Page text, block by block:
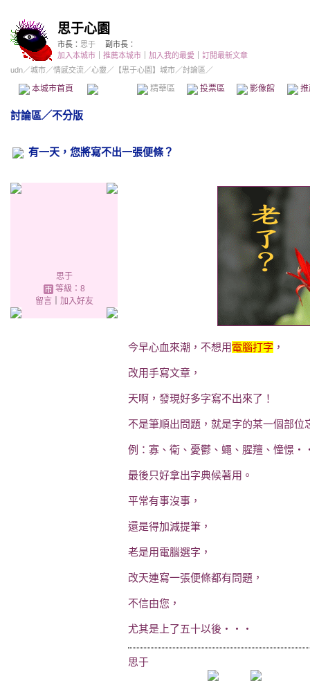
思于心園
市長： 思于
副市長：
加入本城市
推薦本城市 加入我的最愛
訂閱最新文章
udn／城市／情感交流／心靈 ／ 【思于心園】城市／討論區／
本城市首頁 精華區 投票區 影像館
討論區／不分版
有一天，您將寫不出一張便條？
思于
等級：8
留言｜ 加入好友
今早心血來潮，不想用電腦打字 ，
改用手寫文章，
天啊，發現好多字寫不出來了！
不是筆順出問題，就是字的某一個部位
例：寡、衛、憂鬱、蠅、腥羶、憧憬
最後只好拿出字典候著用。
平常有事沒事，
還是得加減提筆，
老是用電腦選字，
改天連寫一張便條都有問題，
不信由您，
尤其是上了五十以後‧‧‧
思于